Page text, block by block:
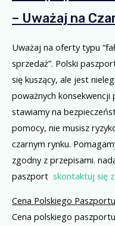
– Uważaj na
Uważaj na oferty typu
sprzedaż”. Polski
się kuszący, ale jest
poważnych
stawiamy na
pomocy, nie musisz
czarnym rynku.
zgodny z przepisami.
paszport skontaktuj się
Cena Polskiego
Cena polskiego